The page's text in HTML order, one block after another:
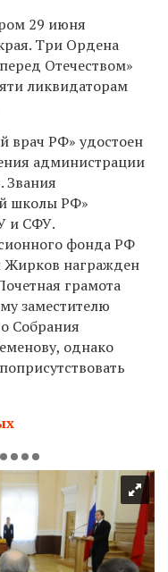
29 июня
Три Ордена
Отечеством»
ликвидаторам
врач РФ» удостоен
администрации
Звания
школы РФ»
и СФУ.
фонда РФ
Жирков награжден
грамота
заместителю
Собрания
однако